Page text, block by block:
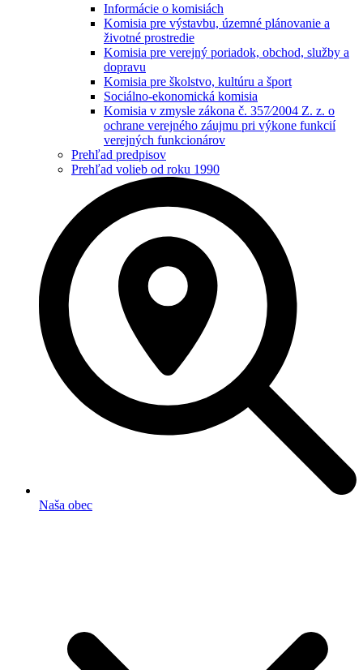
Informácie o komisiách
Komisia pre výstavbu, územné plánovanie a
životné prostredie
Komisia pre verejný poriadok, obchod, služby a
dopravu
Komisia pre školstvo, kultúru a šport
Sociálno-ekonomická komisia
Komisia v zmysle zákona č. 357⁄2004 Z. z. o
ochrane verejného záujmu pri výkone funkcií
verejných funkcionárov
Prehľad predpisov
Prehľad volieb od roku 1990
Naša obec